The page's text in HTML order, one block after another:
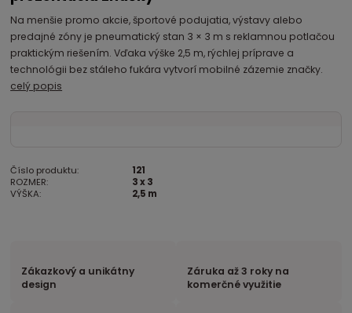
Na menšie promo akcie, športové podujatia, výstavy alebo
predajné zóny je pneumatický stan 3 × 3 m s reklamnou potlačou
praktickým riešením. Vďaka výške 2,5 m, rýchlej príprave a
technológii bez stáleho fukára vytvorí mobilné zázemie značky.
celý popis
Číslo produktu:
121
ROZMER:
3 x 3
VÝŠKA:
2,5 m
Zákazkový a unikátny
design
Záruka až 3 roky na
komerčné využitie